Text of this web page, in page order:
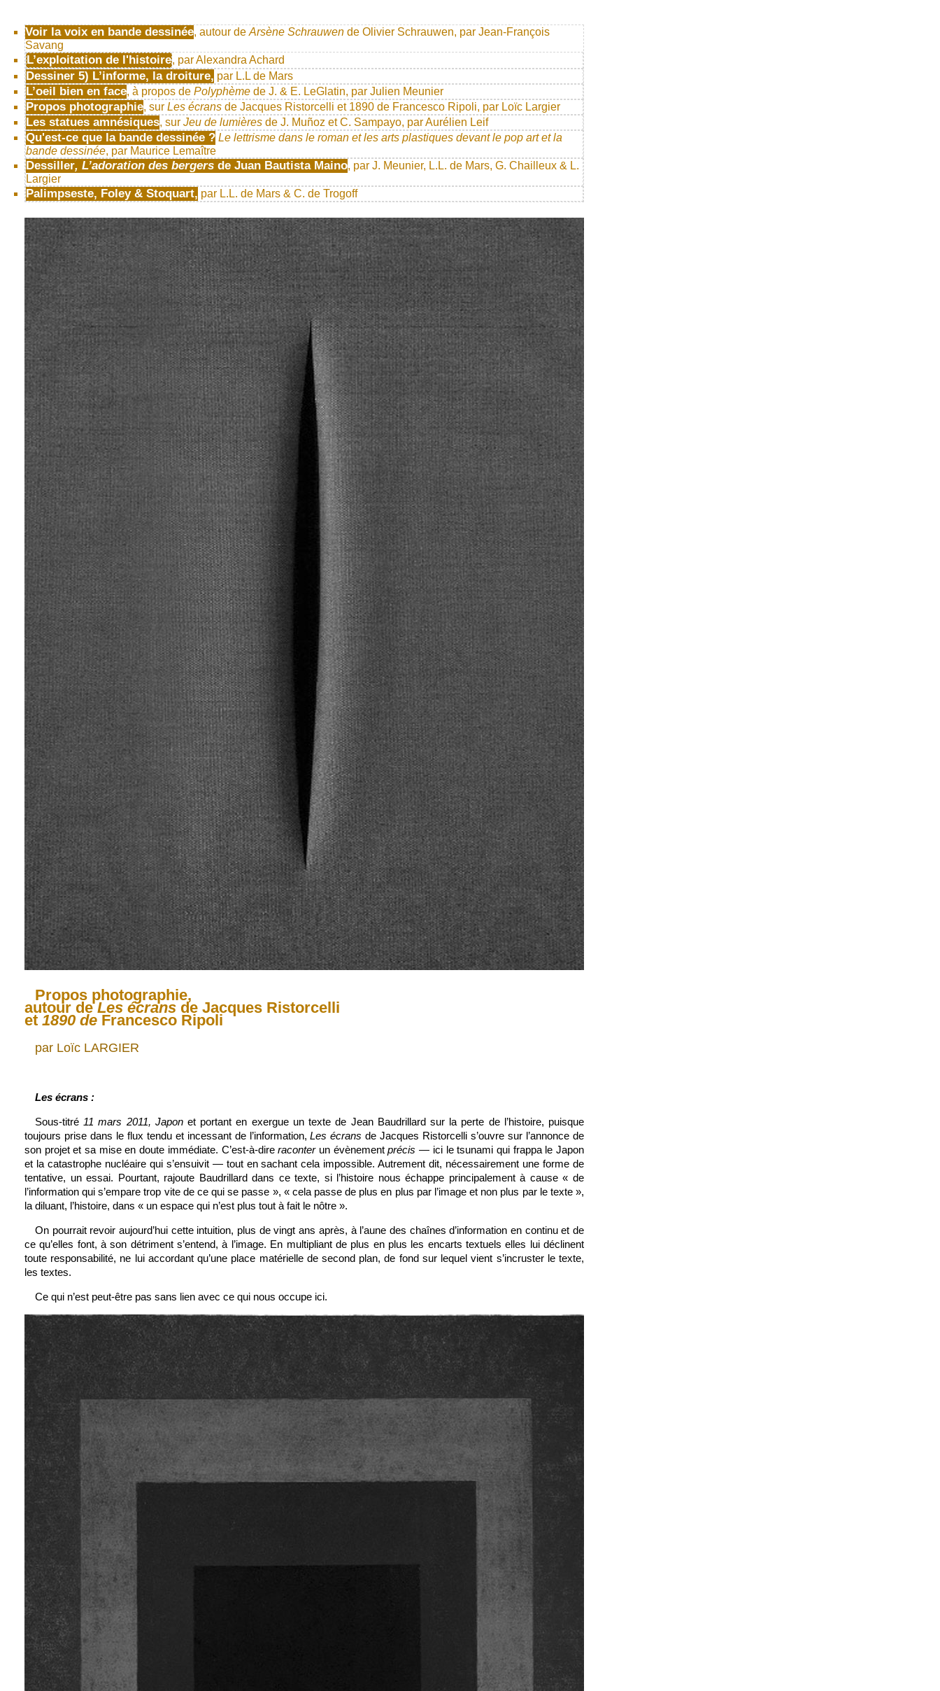
Voir la voix en bande dessinée, autour de Arsène Schrauwen de Olivier Schrauwen, par Jean-François
Savang
L’exploitation de l'histoire, par Alexandra Achard
Dessiner 5) L’informe, la droiture, par L.L de Mars
L’oeil bien en face, à propos de Polyphème de J. & E. LeGlatin, par Julien Meunier
Propos photographie, sur Les écrans de Jacques Ristorcelli et 1890 de Francesco Ripoli, par Loïc Largier
Les statues amnésiques, sur Jeu de lumières de J. Muñoz et C. Sampayo, par Aurélien Leif
Qu'est-ce que la bande dessinée ? Le lettrisme dans le roman et les arts plastiques devant le pop art et la
bande dessinée, par Maurice Lemaître
Dessiller, L’adoration des bergers de Juan Bautista Maino, par J. Meunier, L.L. de Mars, G. Chailleux & L.
Largier
Palimpseste, Foley & Stoquart, par L.L. de Mars & C. de Trogoff
Propos photographie,
autour deLes écrans de Jacques Ristorcelli
et 1890 de Francesco Ripoli
par Loïc LARGIER
Les écrans :
Sous-titré 11 mars 2011, Japonet portant en exergue un texte de Jean Baudrillard sur la perte de l’histoire, puisque
toujours prise dans le flux tendu et incessant de l’information,Les écrans de Jacques Ristorcelli s’ouvre sur l’annonce de
son projet et sa mise en doute immédiate. C’est-à-direraconterun évènementprécis — ici le tsunami qui frappa le Japon
et la catastrophe nucléaire qui s’ensuivit — tout en sachant cela impossible. Autrement dit, nécessairement une forme de
tentative, un essai. Pourtant, rajoute Baudrillard dans ce texte, si l’histoire nous échappe principalement à cause « de
l’information qui s’empare trop vite de ce qui se passe », « cela passe de plus en plus par l’image et non plus par le texte »,
la diluant, l’histoire, dans « un espace qui n’est plus tout à fait le nôtre ».
On pourrait revoir aujourd’hui cette intuition, plus de vingt ans après, à l’aune des chaînes d’information en continu et de
ce qu’elles font, à son détriment s’entend, à l’image. En multipliant de plus en plus les encarts textuels elles lui déclinent
toute responsabilité, ne lui accordant qu’une place matérielle de second plan, de fond sur lequel vient s’incruster le texte,
les textes.
Ce qui n’est peut-être pas sans lien avec ce qui nous occupe ici.